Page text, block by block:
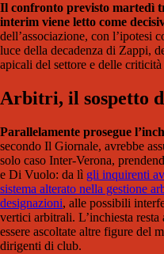
Il confronto previsto martedì
interim viene letto come
dell’associazione, con l’ipotesi
luce della decadenza di Zappi,
apicali del settore e delle
Arbitri, il sospetto
Parallelamente prosegue
secondo Il Giornale, avrebbe
solo caso Inter-Verona,
e Di Vuolo: da lì gli inquirenti
sistema alterato nella gestione
designazioni, alle possibili
vertici arbitrali. L’inchiesta
essere ascoltate altre figure del
dirigenti di club.